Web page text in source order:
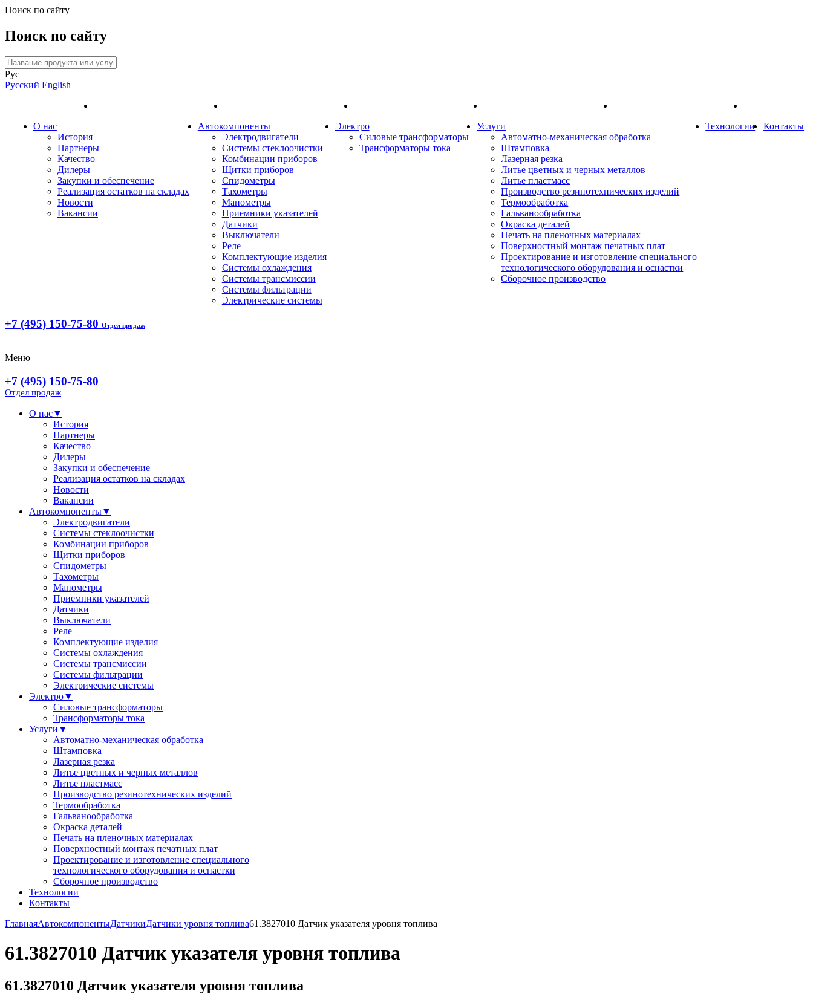
Поиск по сайту
Поиск по сайту
Рус
Русский English
О нас
История
Партнеры
Качество
Дилеры
Закупки и обеспечение
Реализация остатков на складах
Новости
Вакансии
Автокомпоненты
Электродвигатели
Системы стеклоочистки
Комбинации приборов
Щитки приборов
Спидометры
Тахометры
Манометры
Приемники указателей
Датчики
Выключатели
Реле
Комплектующие изделия
Системы охлаждения
Системы трансмиссии
Системы фильтрации
Электрические системы
Электро
Силовые трансформаторы
Трансформаторы тока
Услуги
Автоматно-механическая обработка
Штамповка
Лазерная резка
Литье цветных и черных металлов
Литье пластмасс
Производство резинотехнических изделий
Термообработка
Гальванообработка
Окраска деталей
Печать на пленочных материалах
Поверхностный монтаж печатных плат
Проектирование и изготовление специального
технологического оборудования и оснастки
Сборочное производство
Технологии Контакты
+7 (495) 150-75-80 Отдел продаж
Меню
+7 (495) 150-75-80
Отдел продаж
О нас▼
История
Партнеры
Качество
Дилеры
Закупки и обеспечение
Реализация остатков на складах
Новости
Вакансии
Автокомпоненты▼
Электродвигатели
Системы стеклоочистки
Комбинации приборов
Щитки приборов
Спидометры
Тахометры
Манометры
Приемники указателей
Датчики
Выключатели
Реле
Комплектующие изделия
Системы охлаждения
Системы трансмиссии
Системы фильтрации
Электрические системы
Электро▼
Силовые трансформаторы
Трансформаторы тока
Услуги ▼
Автоматно-механическая обработка
Штамповка
Лазерная резка
Литье цветных и черных металлов
Литье пластмасс
Производство резинотехнических изделий
Термообработка
Гальванообработка
Окраска деталей
Печать на пленочных материалах
Поверхностный монтаж печатных плат
Проектирование и изготовление специального
технологического оборудования и оснастки
Сборочное производство
Технологии
Контакты
ГлавнаяАвтокомпонентыДатчикиДатчики уровня топлива61.3827010 Датчик указателя уровня топлива
61.3827010 Датчик указателя уровня топлива
61.3827010 Датчик указателя уровня топлива